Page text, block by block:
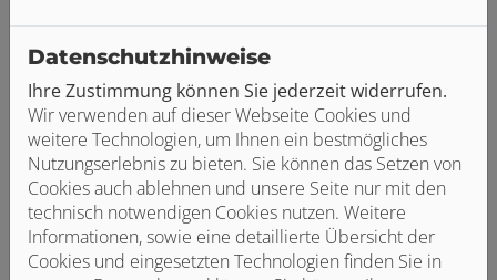
Kühlleistung A35/W7 (EN 14511): 4,44 kW
Zuheizerleistung: 9 kW
Höhe: 1380 mm
Breite: 940 mm
Tiefe: 600 mm
Nettogewicht: 248 kg
Nennwärmeleistung (durchschnittliche
Datenschutzhinweise
Ihre Zustimmung können Sie jederzeit widerrufen.
Wir verwenden auf dieser Webseite Cookies und
weitere Technologien, um Ihnen ein bestmögliches
Nutzungserlebnis zu bieten. Sie können das Setzen von
Cookies auch ablehnen und unsere Seite nur mit den
technisch notwendigen Cookies nutzen. Weitere
Informationen, sowie eine detaillierte Übersicht der
Cookies und eingesetzten Technologien finden Sie in